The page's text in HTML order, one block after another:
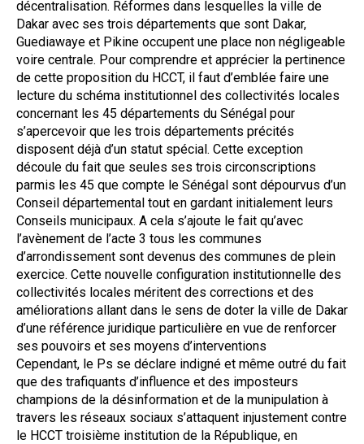
décentralisation. Réformes dans lesquelles la ville de
Dakar avec ses trois départements que sont Dakar,
Guediawaye et Pikine occupent une place non négligeable
voire centrale. Pour comprendre et apprécier la pertinence
de cette proposition du HCCT, il faut d’emblée faire une
lecture du schéma institutionnel des collectivités locales
concernant les 45 départements du Sénégal pour
s’apercevoir que les trois départements précités
disposent déjà d’un statut spécial. Cette exception
découle du fait que seules ses trois circonscriptions
parmis les 45 que compte le Sénégal sont dépourvus d’un
Conseil départemental tout en gardant initialement leurs
Conseils municipaux. A cela s’ajoute le fait qu’avec
l’avènement de l’acte 3 tous les communes
d’arrondissement sont devenus des communes de plein
exercice. Cette nouvelle configuration institutionnelle des
collectivités locales méritent des corrections et des
améliorations allant dans le sens de doter la ville de Dakar
d’une référence juridique particulière en vue de renforcer
ses pouvoirs et ses moyens d’interventions
Cependant, le Ps se déclare indigné et même outré du fait
que des trafiquants d’influence et des imposteurs
champions de la désinformation et de la munipulation à
travers les réseaux sociaux s’attaquent injustement contre
le HCCT troisième institution de la République, en